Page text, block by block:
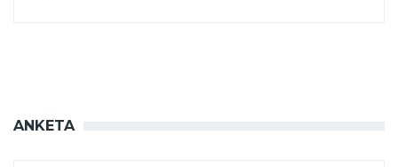
ANKETA